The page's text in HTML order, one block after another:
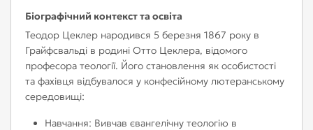
Біографічний контекст та освіта
Теодор Цеклер народився 5 березня 1867 року в
Грайфсвальді в родині Отто Цеклера, відомого
професора теології. Його становлення як особистості
та фахівця відбувалося у конфесійному лютеранському
середовищі:
Навчання: Вивчав євангелічну теологію в